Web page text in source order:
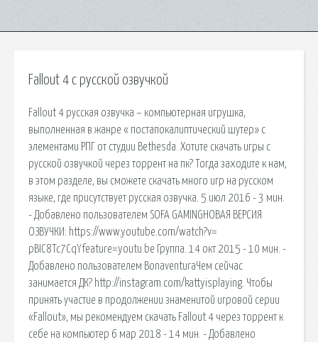
Fallout 4 с русской озвучкой
Fallout 4 русская озвучка – компьютерная игрушка,
выполненная в жанре « постапокалиптический шутер» с
элементами РПГ от студии Bethesda. Хотите скачать игры с
русской озвучкой через торрент на пк? Тогда заходите к нам,
в этом разделе, вы сможете скачать много игр на русском
языке, где присутствует русская озвучка. 5 июл 2016 - 3 мин.
- Добавлено пользователем SOFA GAMINGНОВАЯ ВЕРСИЯ
ОЗВУЧКИ: https://www.youtube.com/watch?v=
pBIC8Tc7CqYfeature=youtu.be Группа. 14 окт 2015 - 10 мин. -
Добавлено пользователем BonaventuraЧем сейчас
занимается ДК? http://instagram.com/kattyisplaying. Чтобы
принять участие в продолжении знаменитой игровой серии
«Fallout», мы рекомендуем скачать Fallout 4 через торрент к
себе на компьютер 6 мар 2018 - 14 мин. - Добавлено